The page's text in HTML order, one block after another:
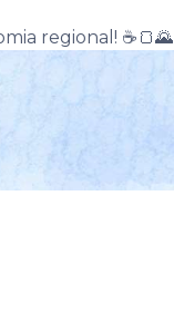
regional! ☕🍞🌄